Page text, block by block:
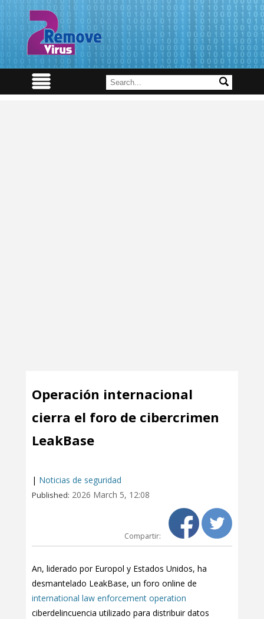
Operación internacional
cierra el foro de cibercrimen
LeakBase
| Noticias de seguridad
Published: 2026 March 5, 12:08
Compartir:
An, liderado por Europol y Estados Unidos, ha
desmantelado LeakBase, un foro online de
international law enforcement operation
ciberdelincuencia utilizado para distribuir datos